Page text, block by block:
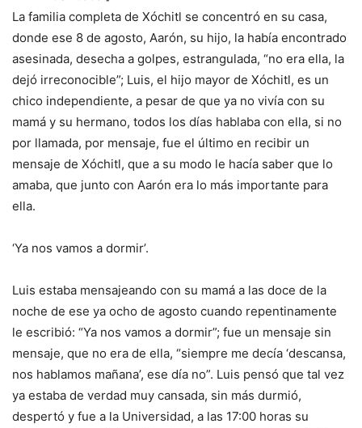
La familia completa de Xóchitl se concentró en su casa,
donde ese 8 de agosto, Aarón, su hijo, la había encontrado
asesinada, desecha a golpes, estrangulada, “no era ella, la
dejó irreconocible”; Luis, el hijo mayor de Xóchitl, es un
chico independiente, a pesar de que ya no vivía con su
mamá y su hermano, todos los días hablaba con ella, si no
por llamada, por mensaje, fue el último en recibir un
mensaje de Xóchitl, que a su modo le hacía saber que lo
amaba, que junto con Aarón era lo más importante para
ella.
‘Ya nos vamos a dormir’.
Luis estaba mensajeando con su mamá a las doce de la
noche de ese ya ocho de agosto cuando repentinamente
le escribió: “Ya nos vamos a dormir”; fue un mensaje sin
mensaje, que no era de ella, “siempre me decía ‘descansa,
nos hablamos mañana’, ese día no”. Luis pensó que tal vez
ya estaba de verdad muy cansada, sin más durmió,
despertó y fue a la Universidad, a las 17:00 horas su